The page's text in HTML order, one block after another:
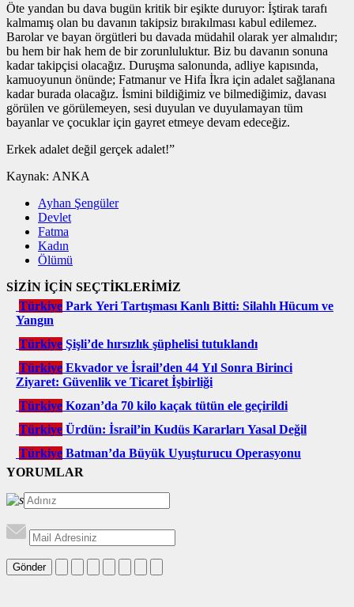
Öte yandan bu dava bugün kritik bir eşikte duruyor: İştirak tarafı
kalmamış olan bu davanın takipsiz bırakılması kabul edilemez.
Barolar ve bayan örgütleri bu davada müdahil olarak yer almalıdır;
bu hem bir hak hem de bir zorunluluktur. Biz bu davanın sonuna
kadar takipçisi olacağız. Duruşma salonunda, adliye kapısında,
kamuoyunun önünde; Fatmanur ve Hifa İkra için adalet sağlanana
kadar burada olacağız. İsmini bildiğimiz ve bilmediğimiz, davası
görülen ve görülemeyen, sesi duyulan ve duyulamayan tüm
bayanlar ve çocuklar için gayret etmeye devam edeceğiz.
Erkek adalet değil gerçek adalet!”
Kaynak: ANKA
Ayhan Şengüler
Devlet
Fatma
Kadın
Ölümü
SİZİN İÇİN SEÇTİKLERİMİZ
Türkiye Park Yeri Tartışması Kanlı Bitti: Silahlı Hücum ve
Yangın
Türkiye Şişli’de hırsızlık şüphelisi tutuklandı
Türkiye Ekvador ve İsrail’den 44 Yıl Sonra Birinci
Ziyaret: Güvenlik ve Ticaret İşbirliği
Türkiye Kozan’da 70 kilo kaçak tütün ele geçirildi
Türkiye Ürdün: İsrail’in Kudüs Kararları Yasal Değil
Türkiye Batman’da Büyük Uyuşturucu Operasyonu
YORUMLAR
Gönder